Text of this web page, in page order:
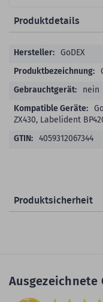
Produktdetails
ProduktdetailsGoDEX
nein
ZX430, Labelident
4059312067344
Produktsicherheit